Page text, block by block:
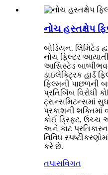
નોચ હસ્તક્ષેપ
બોડિયન. લિમિટેડ
નોચ ફિલ્ટર
આસિસ્ટેડ
ડાઇલેક્ટ્રિક હાર્ડ
ફિલ્મની
પ્રતિબિંબ વિરોધી
ટ્રાન્સમિટન્સમાં
પ્રકાશની શક્તિમાં
કોઈ ડ્રિફ્ટ, ઉચ્ચ
અને કાટ
વિવિધ
કરે છે.
તપાસવિગત